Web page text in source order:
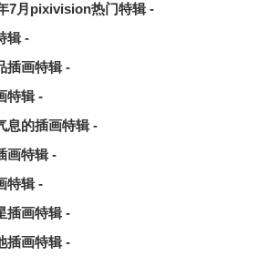
7月pixivision热门特辑 -
辑 -
插画特辑 -
特辑 -
息的插画特辑 -
画特辑 -
特辑 -
插画特辑 -
插画特辑 -